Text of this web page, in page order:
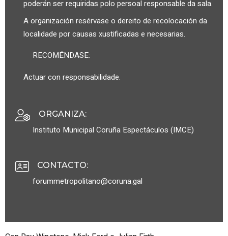
poderán ser requiridas polo persoal responsable da sala.
A organización resérvase o dereito de recolocación da
localidade por causas xustificadas e necesarias.
RECOMÉNDASE:
Actuar con responsabilidade.
ORGANIZA:
Instituto Municipal Coruña Espectáculos (IMCE)
CONTACTO:
forummetropolitano@coruna.gal